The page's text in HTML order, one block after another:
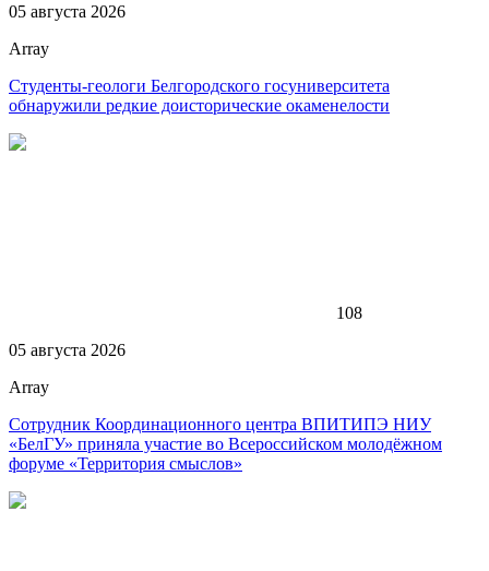
05 августа 2026
Array
Студенты-геологи Белгородского госуниверситета
обнаружили редкие доисторические окаменелости
108
05 августа 2026
Array
Сотрудник Координационного центра ВПИТИПЭ НИУ
«БелГУ» приняла участие во Всероссийском молодёжном
форуме «Территория смыслов»